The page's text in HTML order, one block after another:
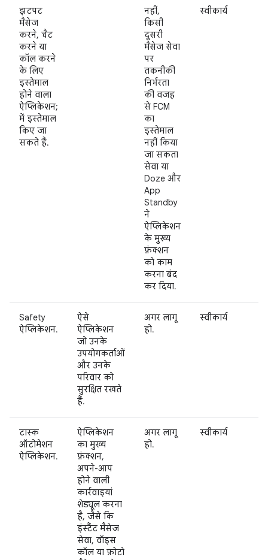
झटपट
मैसेज
करने, चैट
करने या
कॉल करने
के लिए
इस्तेमाल
होने वाला
ऐप्लिकेशन;
में इस्तेमाल
किए जा
सकते हैं.
नहीं,
किसी
दूसरी
मैसेज सेवा
पर
तकनीकी
निर्भरता
की वजह
से FCM
का
इस्तेमाल
नहीं किया
जा सकता
सेवा या
Doze और
App
Standby
ने
ऐप्लिकेशन
के मुख्य
फ़ंक्शन
को काम
करना बंद
कर दिया.
स्वीकार्य
Safety
ऐप्लिकेशन.
ऐसे
ऐप्लिकेशन
जो उनके
उपयोगकर्ताओं
और उनके
परिवार को
सुरक्षित रखते
हैं.
अगर लागू
हो.
स्वीकार्य
टास्क
ऑटोमेशन
ऐप्लिकेशन.
ऐप्लिकेशन
का मुख्य
फ़ंक्शन,
अपने-आप
होने वाली
कार्रवाइयां
शेड्यूल करना
है, जैसे कि
इंस्टैंट मैसेज
सेवा, वॉइस
कॉल या फ़ोटो
अगर लागू
हो.
स्वीकार्य